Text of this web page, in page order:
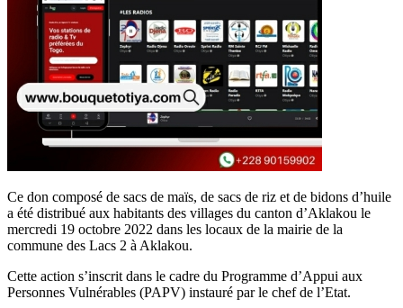
Ce don composé de sacs de maïs, de sacs de riz et de bidons d’huile
a été distribué aux habitants des villages du canton d’Aklakou le
mercredi 19 octobre 2022 dans les locaux de la mairie de la
commune des Lacs 2 à Aklakou.
Cette action s’inscrit dans le cadre du Programme d’Appui aux
Personnes Vulnérables (PAPV) instauré par le chef de l’Etat.